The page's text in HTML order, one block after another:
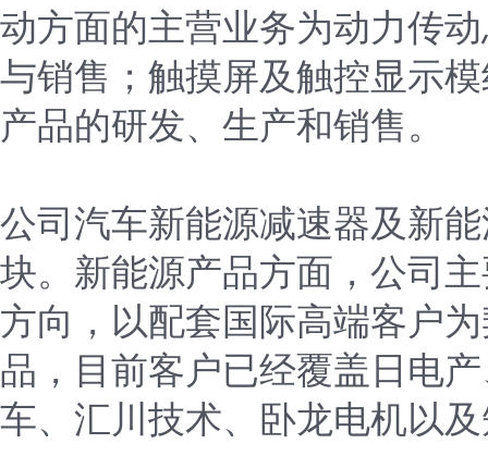
动方面的主营业务为动力传
与销售；触摸屏及触控显示
产品的研发、生产和销售。
公司汽车新能源减速器及新
块。新能源产品方面，公司
方向，以配套国际高端客户
品，目前客户已经覆盖日电
车、汇川技术、卧龙电机以